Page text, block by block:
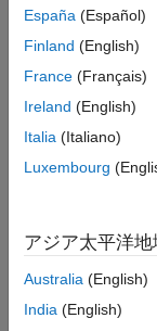
España (Español)
Finland (English)
France (Français)
Ireland (English)
Italia (Italiano)
Luxembourg
アジア太平洋地
Australia (English)
India (English)